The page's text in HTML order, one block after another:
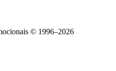
© 1996–2026